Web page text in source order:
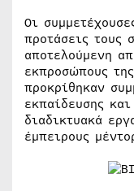
Οι
προτάσεις τους
αποτελούμενη
εκπροσώπους
προκρίθηκαν
εκπαίδευσης
διαδικτυακά
έμπειρους